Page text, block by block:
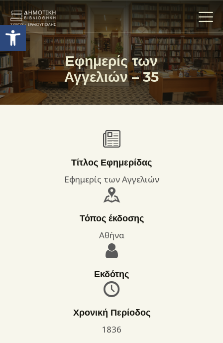
Ανοίξτε τη γραμμή εργαλείων
Εφημερίς των
Αγγελιών – 35
Η ΒΙΒΛΙΟΘΗΚΗ
ΟΙ ΣΥΛΛΟΓΈΣ
ΕΚΘΕΣΕΙΣ
ΨΗΦΙΑΚΌ ΑΡΧΕΊΟ
ΔΡΑΣΤΗΡΙΟΤΗΤΕΣ
ΕΠΙΚΟΙΝΩΝΊΑ
ΌΡΟΙ ΧΡΉΣΗΣ
Τίτλος Εφημερίδας
Εφημερίς των Αγγελιών
Τόπος έκδοσης
Αθήνα
Εκδότης
Χρονική Περίοδος
1836